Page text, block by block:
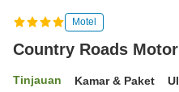
Motel
Country Roads
Tinjauan Kamar & Paket